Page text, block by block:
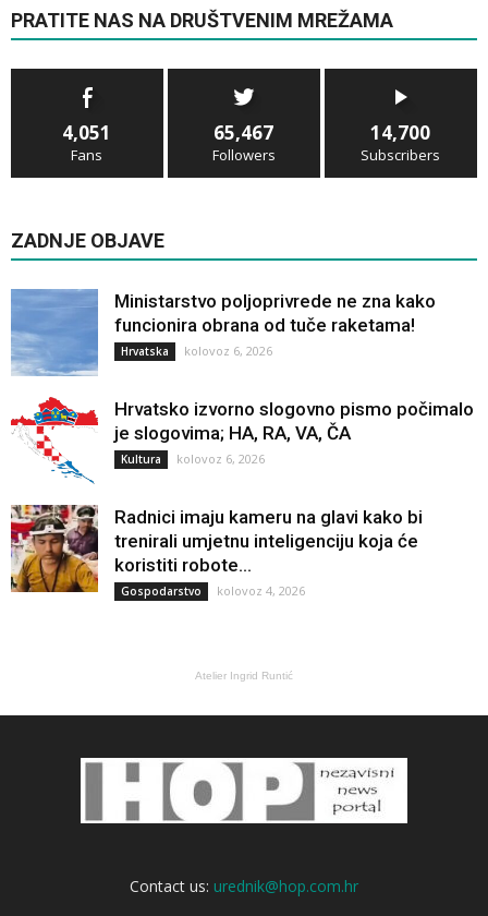
PRATITE NAS NA DRUŠTVENIM MREŽAMA
4,051
Fans
65,467
Followers
14,700
Subscribers
ZADNJE OBJAVE
Ministarstvo poljoprivrede ne zna kako
funcionira obrana od tuče raketama!
Hrvatska kolovoz 6, 2026
Hrvatsko izvorno slogovno pismo počimalo
je slogovima; HA, RA, VA, ČA
Kultura kolovoz 6, 2026
Radnici imaju kameru na glavi kako bi
trenirali umjetnu inteligenciju koja će
koristiti robote...
Gospodarstvo kolovoz 4, 2026
Atelier Ingrid Runtić
Contact us: urednik@hop.com.hr